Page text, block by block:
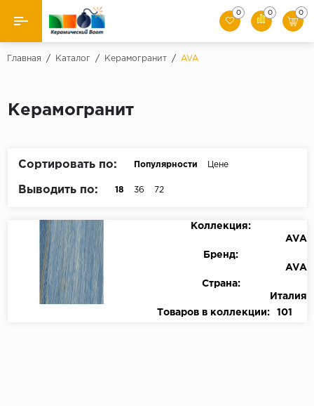
Назад
Керамическая плитка
Клинкер
0 0 0
Главная / Каталог / Керамогранит / AVA
Керамогранит
Сортировать по: Популярности Цене
Выводить по: 18 36 72
Коллекция:
AVA
Бренд:
AVA
Страна:
Италия
Товаров в коллекции:
101